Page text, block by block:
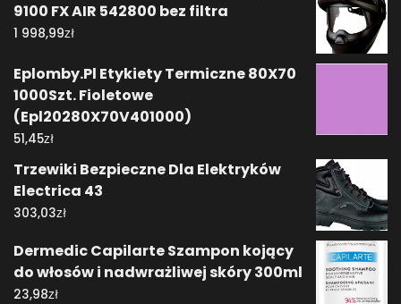
9100 FX AIR 542800 bez filtra
1 998,99zł
Eplomby.Pl Etykiety Termiczne 80X70
1000Szt. Fioletowe
(Epl20280X70V401000)
51,45zł
Trzewiki Bezpieczne Dla Elektryków
Electrica 43
303,03zł
Dermedic Capilarte Szampon kojący
do włosów i nadwrażliwej skóry 300ml
23,98zł